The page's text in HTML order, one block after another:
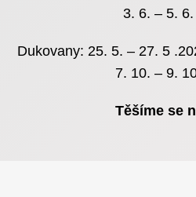
3. 6. – 5.
Dukovany: 25. 5. – 27. 5
7. 10. – 9.
Těšíme se